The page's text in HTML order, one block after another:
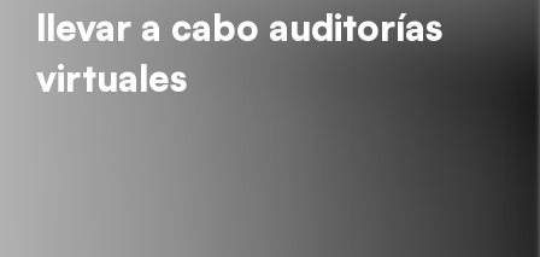
llevar a cabo auditorías
virtuales